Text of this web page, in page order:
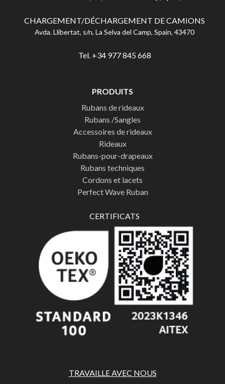
CHARGEMENT/DÉCHARGEMENT DE CAMIONS
Avda. Llibertat, s/n, La Selva del Camp, Spain, 43470
Tel. +34 977 845 668
PRODUITS
Rubans de rideaux
Rubans /Sangles
Accessoires de rideaux
Rideaux
Rubans-pour-drapeaux
Rubans techniques
Cordons et lacets
Perfect Wave Ruban
CERTIFICATS
TRAVAILLE AVEC NOUS